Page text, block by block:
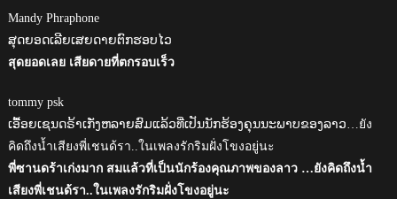
Mandy Phraphone
ສຸດຍອດເລີຍເສຍດາຍຕົກຮອບໄວ
สุดยอดเลย เสียดายที่ตกรอบเร็ว
tommy psk
ເອື້ອຍເຊນດຣ້າເກັ່ງຫລາຍສົມແລ້ວທີ່ເປັນນັກຮ້ອງຄຸນນະພາບຂອງລາວ…ยัง
คิดถึงน้ำเสียงพี่เชนด้รา..ในเพลงรักริมฝั่งโขงอยู่นะ
พี่ซานดร้าเก่งมาก สมแล้วที่เป็นนักร้องคุณภาพของลาว …ยังคิดถึงน้ำ
เสียงพี่เชนด้รา..ในเพลงรักริมฝั่งโขงอยู่นะ